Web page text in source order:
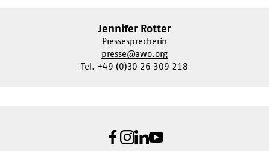
Jennifer Rotter
Pressesprecherin
presse@awo.org
Tel. +49 (0)30 26 309 218
Facebook
Instagram
LinkedIn
Youtube